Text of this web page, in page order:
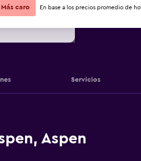
Ver oferta
Servicios
Aspen
Más caro En base a los precios promedio de